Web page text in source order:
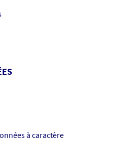
à caractère